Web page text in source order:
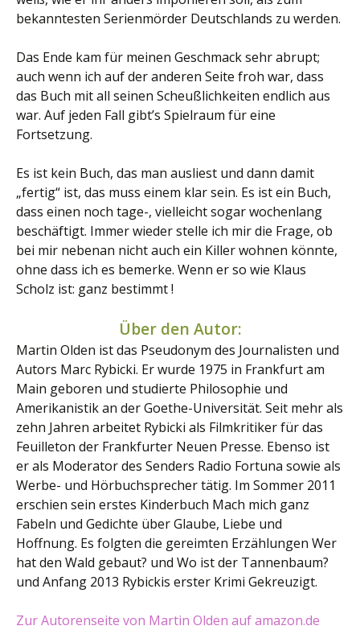
bekanntesten Serienmörder Deutschlands zu werden.
Das Ende kam für meinen Geschmack sehr abrupt;
auch wenn ich auf der anderen Seite froh war, dass
das Buch mit all seinen Scheußlichkeiten endlich aus
war. Auf jeden Fall gibt’s Spielraum für eine
Fortsetzung.
Es ist kein Buch, das man ausliest und dann damit
„fertig“ ist, das muss einem klar sein. Es ist ein Buch,
dass einen noch tage-, vielleicht sogar wochenlang
beschäftigt. Immer wieder stelle ich mir die Frage, ob
bei mir nebenan nicht auch ein Killer wohnen könnte,
ohne dass ich es bemerke. Wenn er so wie Klaus
Scholz ist: ganz bestimmt !
Über den Autor:
Martin Olden ist das Pseudonym des Journalisten und
Autors Marc Rybicki. Er wurde 1975 in Frankfurt am
Main geboren und studierte Philosophie und
Amerikanistik an der Goethe-Universität. Seit mehr als
zehn Jahren arbeitet Rybicki als Filmkritiker für das
Feuilleton der Frankfurter Neuen Presse. Ebenso ist
er als Moderator des Senders Radio Fortuna sowie als
Werbe- und Hörbuchsprecher tätig. Im Sommer 2011
erschien sein erstes Kinderbuch Mach mich ganz
Fabeln und Gedichte über Glaube, Liebe und
Hoffnung. Es folgten die gereimten Erzählungen Wer
hat den Wald gebaut? und Wo ist der Tannenbaum?
und Anfang 2013 Rybickis erster Krimi Gekreuzigt.
Zur Autorenseite von Martin Olden auf amazon.de